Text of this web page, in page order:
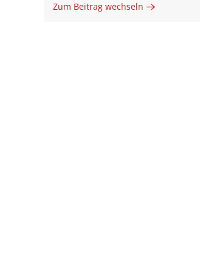
Zum Beitrag wechseln